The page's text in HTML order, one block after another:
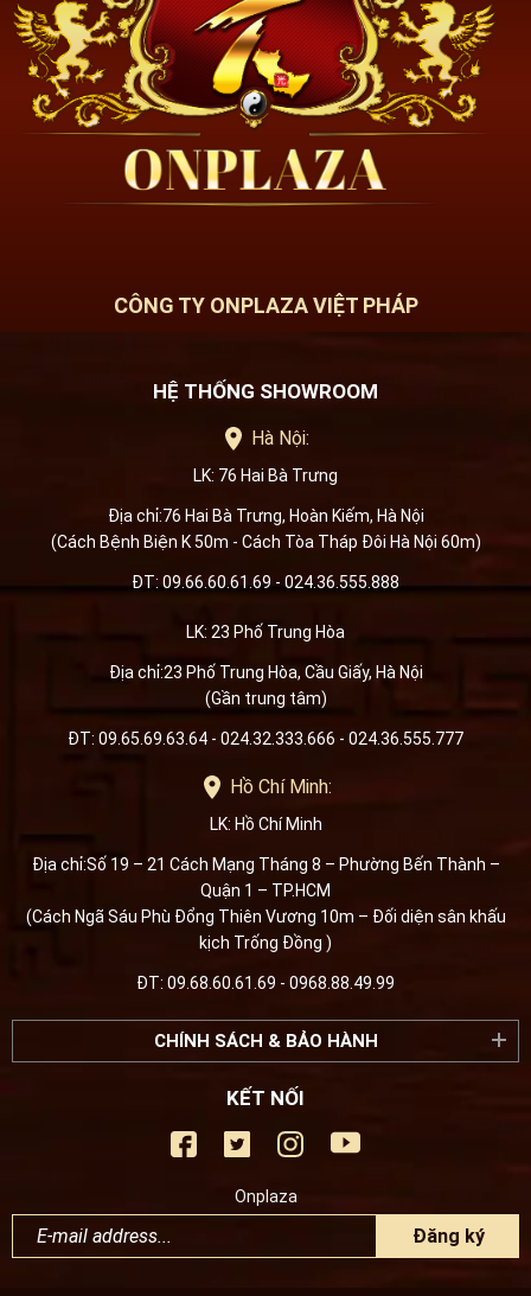
CÔNG TY ONPLAZA VIỆT PHÁP
HỆ THỐNG SHOWROOM
Hà Nội:
LK: 76 Hai Bà Trưng
Địa chỉ:76 Hai Bà Trưng, Hoàn Kiếm, Hà Nội
(Cách Bệnh Biện K 50m - Cách Tòa Tháp Đôi Hà Nội 60m)
ĐT: 09.66.60.61.69 - 024.36.555.888
LK: 23 Phố Trung Hòa
Địa chỉ:23 Phố Trung Hòa, Cầu Giấy, Hà Nội
(Gần trung tâm)
ĐT: 09.65.69.63.64 - 024.32.333.666 - 024.36.555.777
Hồ Chí Minh:
LK: Hồ Chí Minh
Địa chỉ:Số 19 – 21 Cách Mạng Tháng 8 – Phường Bến Thành –
Quận 1 – TP.HCM
(Cách Ngã Sáu Phù Đổng Thiên Vương 10m – Đối diện sân khấu
kịch Trống Đồng )
ĐT: 09.68.60.61.69 - 0968.88.49.99
CHÍNH SÁCH & BẢO HÀNH
KẾT NỐI
Onplaza
Đăng ký